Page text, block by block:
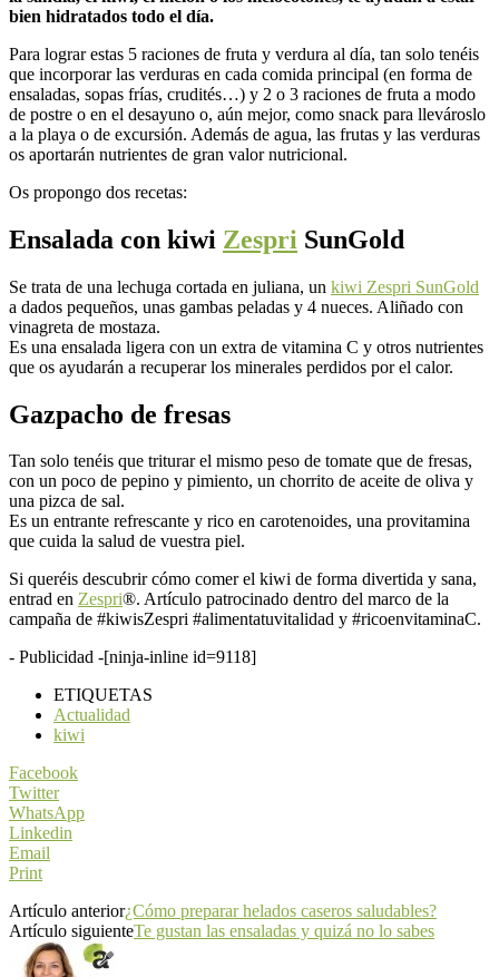
bien hidratados todo el día.
Para lograr estas 5 raciones de fruta y verdura al día, tan solo tenéis
que incorporar las verduras en cada comida principal (en forma de
ensaladas, sopas frías, crudités…) y 2 o 3 raciones de fruta a modo
de postre o en el desayuno o, aún mejor, como snack para llevároslo
a la playa o de excursión. Además de agua, las frutas y las verduras
os aportarán nutrientes de gran valor nutricional.
Os propongo dos recetas:
Ensalada con kiwi Zespri SunGold
Se trata de una lechuga cortada en juliana, un kiwi Zespri SunGold
a dados pequeños, unas gambas peladas y 4 nueces. Aliñado con
vinagreta de mostaza.
Es una ensalada ligera con un extra de vitamina C y otros nutrientes
que os ayudarán a recuperar los minerales perdidos por el calor.
Gazpacho de fresas
Tan solo tenéis que triturar el mismo peso de tomate que de fresas,
con un poco de pepino y pimiento, un chorrito de aceite de oliva y
una pizca de sal.
Es un entrante refrescante y rico en carotenoides, una provitamina
que cuida la salud de vuestra piel.
Si queréis descubrir cómo comer el kiwi de forma divertida y sana,
entrad en Zespri®. Artículo patrocinado dentro del marco de la
campaña de #kiwisZespri #alimentatuvitalidad y #ricoenvitaminaC.
- Publicidad -[ninja-inline id=9118]
ETIQUETAS
Actualidad
kiwi
Facebook
Twitter
WhatsApp
Linkedin
Email
Print
Artículo anterior¿Cómo preparar helados caseros saludables?
Artículo siguienteTe gustan las ensaladas y quizá no lo sabes